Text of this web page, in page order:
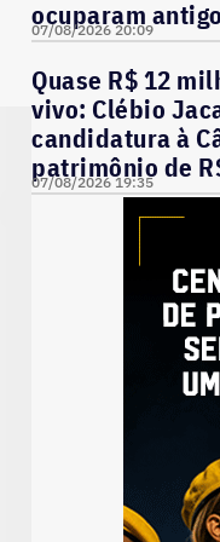
ocuparam
07/08/2026 20:09
Quase R$ 12
vivo: Clébio
candidatura à
patrimônio de
07/08/2026 19:35